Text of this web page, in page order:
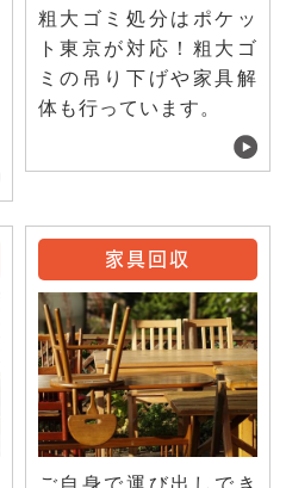
粗大ゴミ処分はポケッ
ト東京が対応！粗大ゴ
ミの吊り下げや家具解
体も行っています。
家具回収
ご自身で運び出しでき